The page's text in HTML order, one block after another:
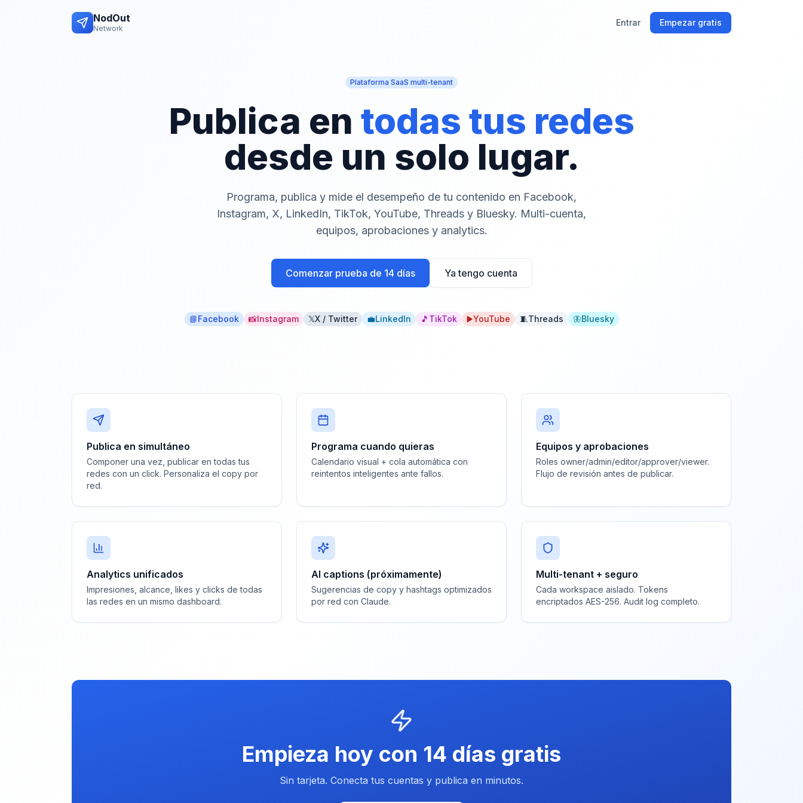
NodOut
Network
Entrar Empezar gratis
Plataforma SaaS multi-tenant
Publica en todas tus redes
desde un solo lugar.
Programa, publica y mide el desempeño de tu contenido en Facebook,
Instagram, X, LinkedIn, TikTok, YouTube, Threads y Bluesky. Multi-cuenta,
equipos, aprobaciones y analytics.
Comenzar prueba de 14 días Ya tengo cuenta
📘Facebook 📸Instagram 𝕏X / Twitter 💼LinkedIn 🎵 TikTok ▶️YouTube 🧵Threads 🦋Bluesky
Publica en simultáneo
Componer una vez, publicar en todas tus
redes con un click. Personaliza el copy por
red.
Programa cuando quieras
Calendario visual + cola automática con
reintentos inteligentes ante fallos.
Equipos y aprobaciones
Roles owner/admin/editor/approver/viewer.
Flujo de revisión antes de publicar.
Analytics unificados
Impresiones, alcance, likes y clicks de todas
las redes en un mismo dashboard.
AI captions (próximamente)
Sugerencias de copy y hashtags optimizados
por red con Claude.
Multi-tenant + seguro
Cada workspace aislado. Tokens
encriptados AES-256. Audit log completo.
Empieza hoy con 14 días gratis
Sin tarjeta. Conecta tus cuentas y publica en minutos.